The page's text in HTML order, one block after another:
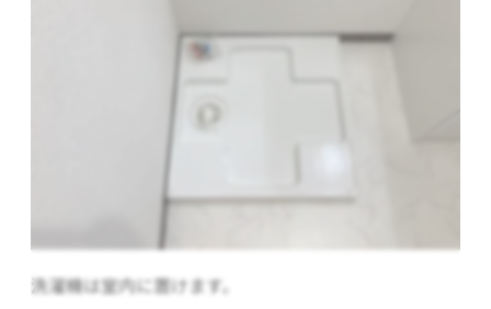
洗濯機は室内に置けます。